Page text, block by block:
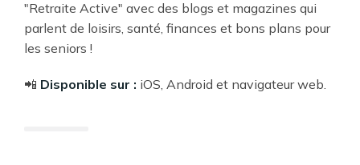
"Retraite Active" avec des blogs et magazines qui
parlent de loisirs, santé, finances et bons plans pour
les seniors !
📲 Disponible sur : iOS, Android et navigateur web.